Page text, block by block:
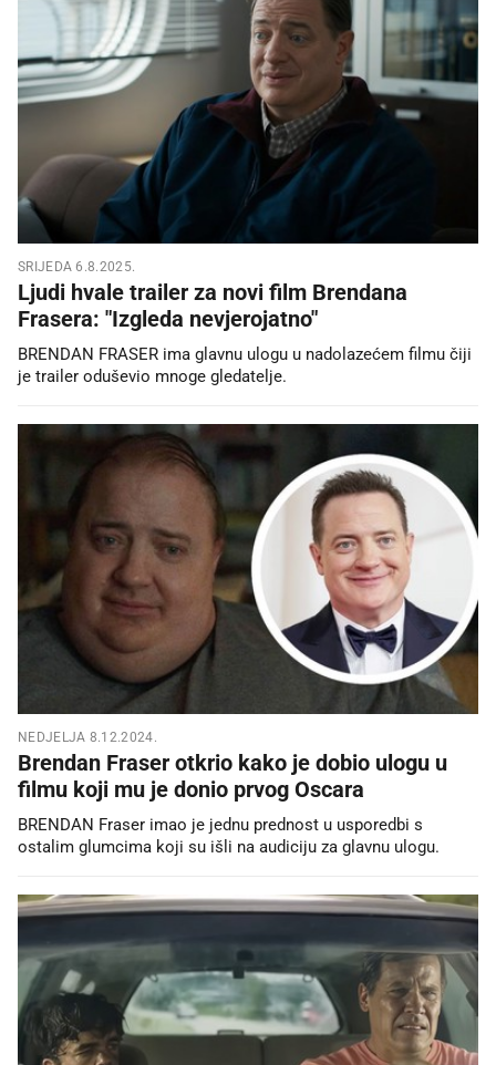
SRIJEDA 6.8.2025.
Ljudi hvale trailer za novi film Brendana
Frasera: "Izgleda nevjerojatno"
BRENDAN FRASER ima glavnu ulogu u nadolazećem filmu čiji
je trailer oduševio mnoge gledatelje.
NEDJELJA 8.12.2024.
Brendan Fraser otkrio kako je dobio ulogu u
filmu koji mu je donio prvog Oscara
BRENDAN Fraser imao je jednu prednost u usporedbi s
ostalim glumcima koji su išli na audiciju za glavnu ulogu.